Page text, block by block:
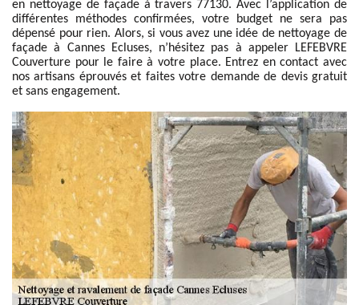
en nettoyage de façade à travers 77130. Avec l’application de
différentes méthodes confirmées, votre budget ne sera pas
dépensé pour rien. Alors, si vous avez une idée de nettoyage de
façade à Cannes Ecluses, n’hésitez pas à appeler LEFEBVRE
Couverture pour le faire à votre place. Entrez en contact avec
nos artisans éprouvés et faites votre demande de devis gratuit
et sans engagement.